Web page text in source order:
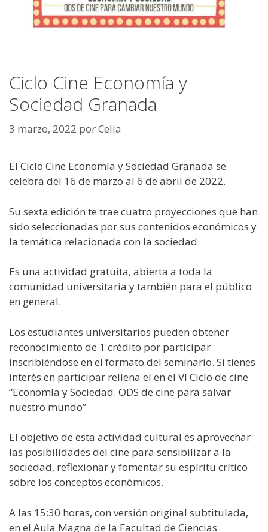
Ciclo Cine Economía y
Sociedad Granada
3 marzo, 2022 porCelia
El Ciclo Cine Economía y Sociedad Granada se
celebra del 16 de marzo al 6 de abril de 2022.
Su sexta edición te trae cuatro proyecciones que han
sido seleccionadas por sus contenidos económicos y
la temática relacionada con la sociedad.
Es una actividad gratuita, abierta a toda la
comunidad universitaria y también para el público
en general.
Los estudiantes universitarios pueden obtener
reconocimiento de 1 crédito por participar
inscribiéndose en el formato del seminario. Si tienes
interés en participar rellena el en el VI Ciclo de cine
“Economía y Sociedad. ODS de cine para salvar
nuestro mundo”
El objetivo de esta actividad cultural es aprovechar
las posibilidades del cine para sensibilizar a la
sociedad, reflexionar y fomentar su espíritu crítico
sobre los conceptos económicos.
A las 15:30 horas, con versión original subtitulada,
en el Aula Magna de la Facultad de Ciencias